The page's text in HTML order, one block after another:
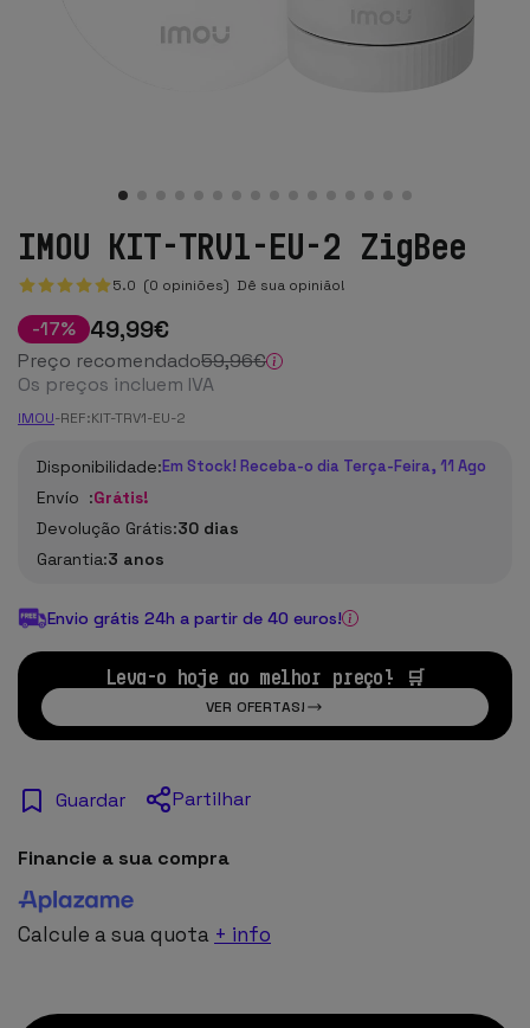
IMOU KIT-TRV1-EU-2 ZigBee
5.0 (0 opiniões) Dê sua opinião!
-17% 49,99€
Preço recomendado59,96€
Os preços incluem IVA
IMOU-REF:KIT-TRV1-EU-2
Disponibilidade:Em Stock! Receba-o dia Terça-Feira, 11 Ago
Envío :Grátis!
Devolução Grátis:30 dias
Garantia:3 anos
Envio grátis 24h a partir de 40 euros!
Leva-o hoje ao melhor preço! 🛒
VER OFERTAS!
Guardar Partilhar
Financie a sua compra
Calcule a sua quota + info